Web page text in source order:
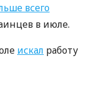
всего
в июле.
искал работу